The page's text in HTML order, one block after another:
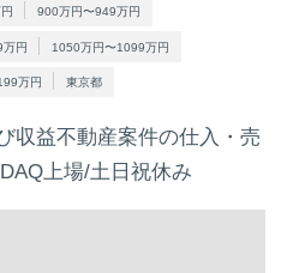
900万円〜949万円
円 1050万円〜1099万円
万円 東京都
収益不動産案件の仕入・売
上場/土日祝休み